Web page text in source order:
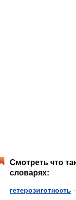
Смотреть что
словарях:
гетерозиготность